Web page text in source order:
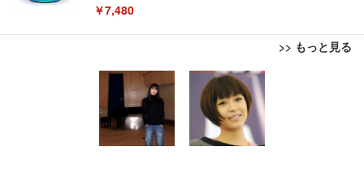
￥7,480
>> もっと見る
[EdoErgo] オフィスチェア 椅子 テレワーク 疲れな
い 跳ね上げ式アームレスト コンパクト 約105度ロッ
キング pc 事務椅子 360度回転 座面昇降 強化ナイロ
ン樹脂ベース 通気性メッシュ 在宅ワーク H-WY01
(黒網+黒枠+黒足)
￥5,699
EIZO ビジネス向けプレミアムモニター | FlexScan
EV3240X-WT | 31.5型4K UHD・USB Type-C・ホワ
イト
￥105,595
Amazonベーシック ペットシーツ 薄型 レギュラー 1
回使い捨て 無香料 ホワイト 300枚
￥3,373